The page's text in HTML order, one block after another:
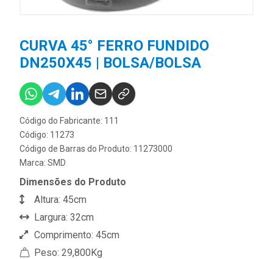
CURVA 45° FERRO FUNDIDO
DN250X45 | BOLSA/BOLSA
Código do Fabricante: 111
Código: 11273
Código de Barras do Produto: 11273000
Marca: SMD
Dimensões do Produto
Altura: 45cm
Largura: 32cm
Comprimento: 45cm
Peso: 29,800Kg